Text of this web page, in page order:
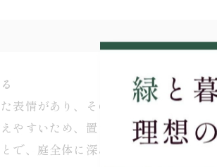
表情があり、その特徴を理解して配
やすいため、置く前に形や模様をよ
で、庭全体に深みが加わり落ち着い